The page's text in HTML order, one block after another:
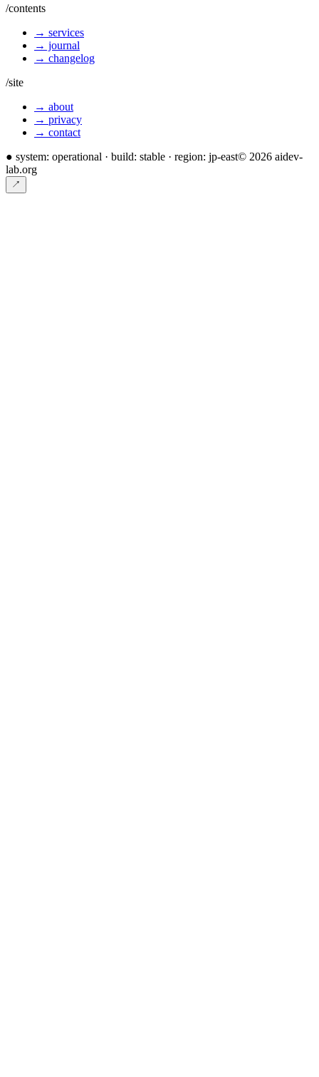
/contents
→ services
→ journal
→ changelog
/site
→ about
→ privacy
→ contact
● system: operational · build: stable · region: jp-east© 2026 aidev-
lab.org
↗